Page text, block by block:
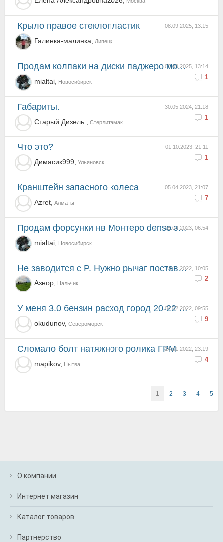
08.09.2025, 13:15
крыло правое стеклопластик
Галинка-малинка, Липецк
08.09.2025, 13:14
1
Продам колпаки на диски паджеро монтеро на оригинальные диски хром новые
mialtai, Новосибирск
30.05.2024, 21:18
1
Габариты.
Старый Дизель., Стерлитамак
01.10.2023, 21:11
1
что это?
Димасик999, Ульяновск
05.04.2023, 21:07
7
Кранштейн запасного колеса
Azret, Алматы
05.04.2023, 06:54
Продам форсунки нв Монтеро denso зеленые б/у
mialtai, Новосибирск
23.11.2022, 10:05
2
Не заводится с P. Нужно рычаг поставить на N и только тогда заведётся. И порой путает N с D
Азнор, Нальчик
04.02.2022, 09:55
9
У меня 3.0 бензин расход город 20-22 а за городом 15-17 я уже привык кажется нормой.
okudunov, Североморск
14.01.2022, 23:19
4
Сломало болт натяжного ролика ГРМ
mapikov, Нытва
1 2 3 4 5
О компании
Интернет магазин
Каталог товаров
Партнерство